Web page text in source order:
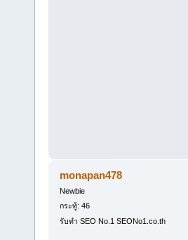
monapan478
Newbie
กระทู้: 46
รับทำ SEO No.1 SEONo1.co.th